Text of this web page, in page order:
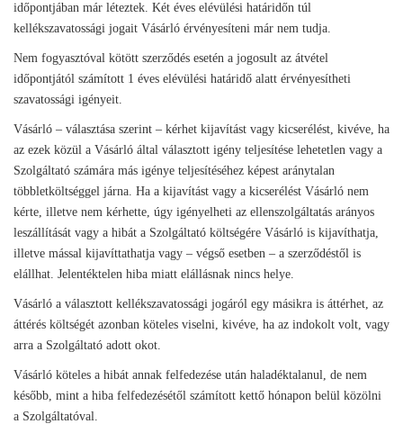
időpontjában már léteztek. Két éves elévülési határidőn túl
kellékszavatossági jogait Vásárló érvényesíteni már nem tudja.
Nem fogyasztóval kötött szerződés esetén a jogosult az átvétel
időpontjától számított 1 éves elévülési határidő alatt érvényesítheti
szavatossági igényeit.
Vásárló – választása szerint – kérhet kijavítást vagy kicserélést, kivéve, ha
az ezek közül a Vásárló által választott igény teljesítése lehetetlen vagy a
Szolgáltató számára más igénye teljesítéséhez képest aránytalan
többletköltséggel járna. Ha a kijavítást vagy a kicserélést Vásárló nem
kérte, illetve nem kérhette, úgy igényelheti az ellenszolgáltatás arányos
leszállítását vagy a hibát a Szolgáltató költségére Vásárló is kijavíthatja,
illetve mással kijavíttathatja vagy – végső esetben – a szerződéstől is
elállhat. Jelentéktelen hiba miatt elállásnak nincs helye.
Vásárló a választott kellékszavatossági jogáról egy másikra is áttérhet, az
áttérés költségét azonban köteles viselni, kivéve, ha az indokolt volt, vagy
arra a Szolgáltató adott okot.
Vásárló köteles a hibát annak felfedezése után haladéktalanul, de nem
később, mint a hiba felfedezésétől számított kettő hónapon belül közölni
a Szolgáltatóval.